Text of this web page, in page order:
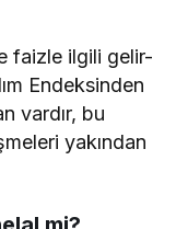
faizle ilgili gelir-
Endeksinden
vardır, bu
yakından